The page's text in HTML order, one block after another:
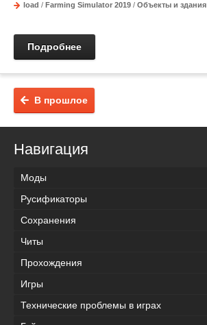
load / Farming Simulator 2019 / Объекты и здания
Подробнее
В прошлое
Навигация
Моды
Русификаторы
Сохранения
Читы
Прохождения
Игры
Технические проблемы в играх